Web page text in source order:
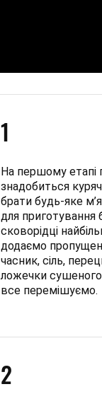
1
На першому етапі
знадобиться
брати будь-яке
для приготування
сковорідці
додаємо
часник, сіль,
ложечки
все перемішуємо.
2